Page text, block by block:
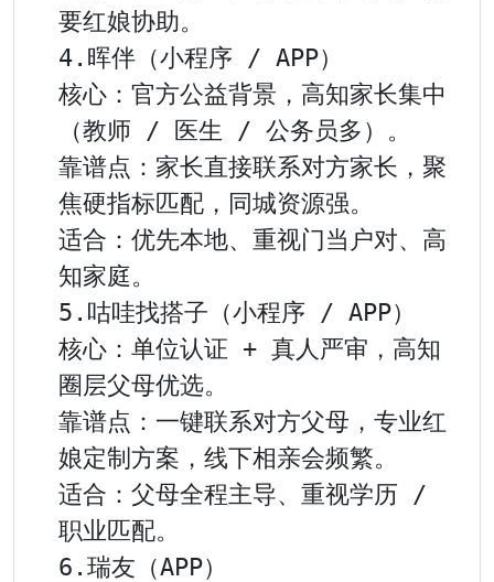
要红娘协助。
4.晖伴（小程序 / APP）
核心：官方公益背景，高知家长集中
（教师 / 医生 / 公务员多）。
靠谱点：家长直接联系对方家长，聚
焦硬指标匹配，同城资源强。
适合：优先本地、重视门当户对、高
知家庭。
5.咕哇找搭子（小程序 / APP）
核心：单位认证 + 真人严审，高知
圈层父母优选。
靠谱点：一键联系对方父母，专业红
娘定制方案，线下相亲会频繁。
适合：父母全程主导、重视学历 /
职业匹配。
6.瑞友（APP）